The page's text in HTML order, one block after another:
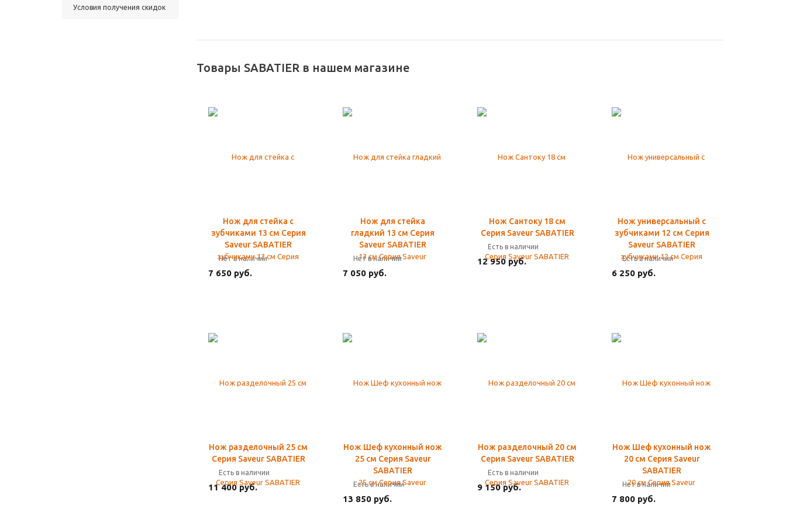
Условия получения скидок
Товары SABATIER в нашем магазине
Нож для стейка с
зубчиками 13 см Серия
Saveur SABATIER
Нет в наличии
7 650 руб.
Нож для стейка
гладкий 13 см Серия
Saveur SABATIER
Нет в наличии
7 050 руб.
Нож Сантоку 18 см
Серия Saveur SABATIER
Есть в наличии
12 950 руб.
Нож универсальный с
зубчиками 12 см Серия
Saveur SABATIER
Есть в наличии
6 250 руб.
Нож разделочный 25 см
Серия Saveur SABATIER
Есть в наличии
11 400 руб.
Нож Шеф кухонный нож
25 см Серия Saveur
SABATIER
Есть в наличии
13 850 руб.
Нож разделочный 20 см
Серия Saveur SABATIER
Есть в наличии
9 150 руб.
Нож Шеф кухонный нож
20 см Серия Saveur
SABATIER
Нет в наличии
7 800 руб.